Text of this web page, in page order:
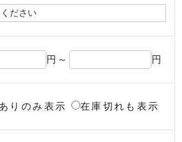
円～ 円
りのみ表示 在庫切れも表示